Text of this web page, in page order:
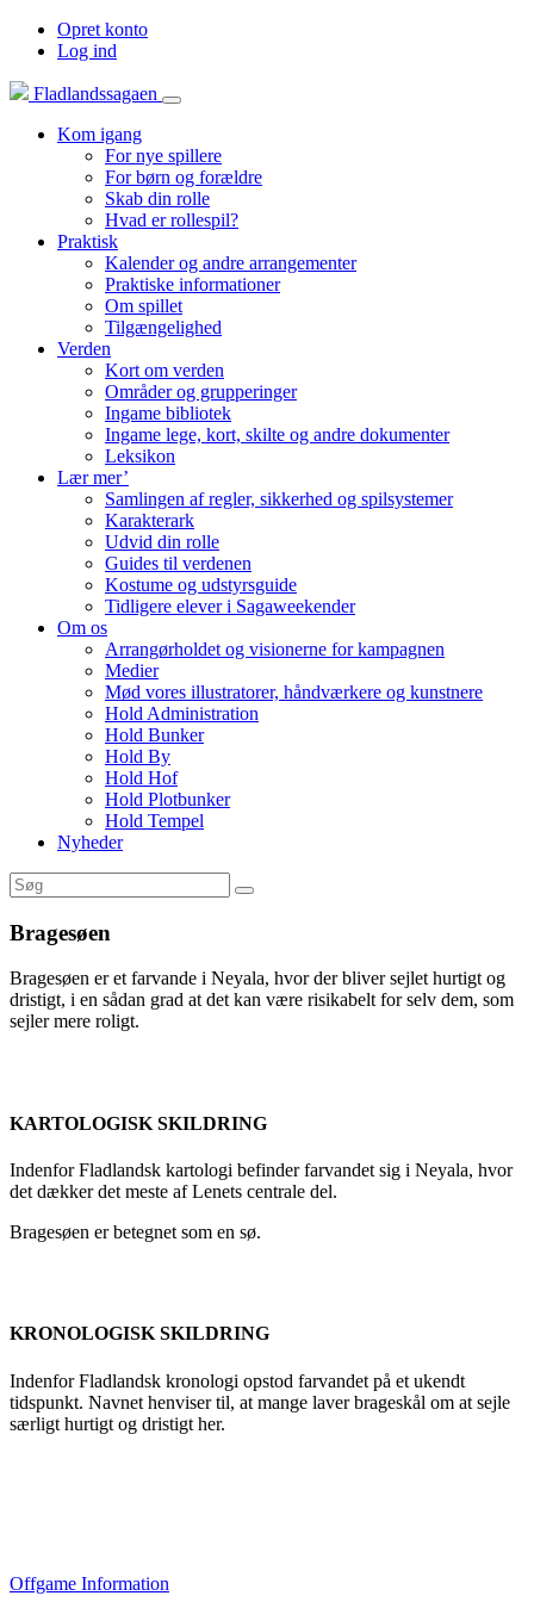
Opret konto
Log ind
Fladlandssagaen
Kom igang
For nye spillere
For børn og forældre
Skab din rolle
Hvad er rollespil?
Praktisk
Kalender og andre arrangementer
Praktiske informationer
Om spillet
Tilgængelighed
Verden
Kort om verden
Områder og grupperinger
Ingame bibliotek
Ingame lege, kort, skilte og andre dokumenter
Leksikon
Lær mer’
Samlingen af regler, sikkerhed og spilsystemer
Karakterark
Udvid din rolle
Guides til verdenen
Kostume og udstyrsguide
Tidligere elever i Sagaweekender
Om os
Arrangørholdet og visionerne for kampagnen
Medier
Mød vores illustratorer, håndværkere og kunstnere
Hold Administration
Hold Bunker
Hold By
Hold Hof
Hold Plotbunker
Hold Tempel
Nyheder
Bragesøen
Bragesøen er et farvande i Neyala, hvor der bliver sejlet hurtigt og
dristigt, i en sådan grad at det kan være risikabelt for selv dem, som
sejler mere roligt.
KARTOLOGISK SKILDRING
Indenfor Fladlandsk kartologi befinder farvandet sig i Neyala, hvor
det dækker det meste af Lenets centrale del.
Bragesøen er betegnet som en sø.
KRONOLOGISK SKILDRING
Indenfor Fladlandsk kronologi opstod farvandet på et ukendt
tidspunkt. Navnet henviser til, at mange laver brageskål om at sejle
særligt hurtigt og dristigt her.
Offgame Information